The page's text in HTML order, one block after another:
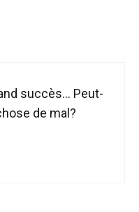
succès… Peut-
de mal?